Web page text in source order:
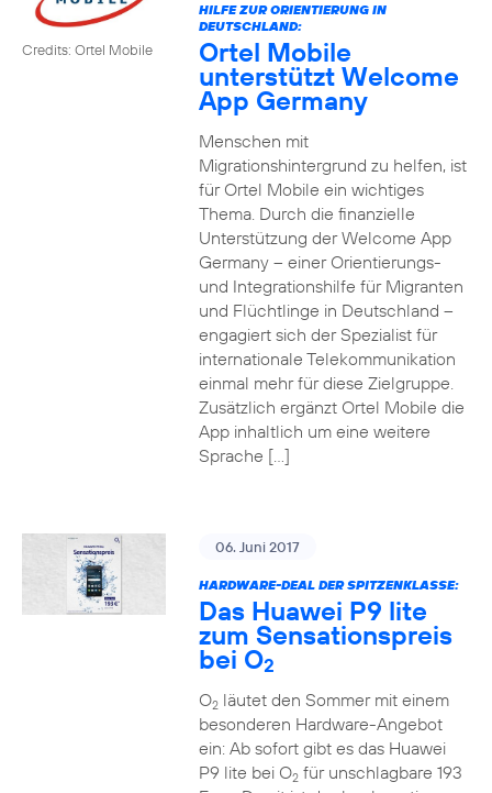
Credits: Ortel Mobile
HILFE ZUR ORIENTIERUNG IN
DEUTSCHLAND:
Ortel Mobile
unterstützt Welcome
App Germany
Menschen mit
Migrationshintergrund zu helfen, ist
für Ortel Mobile ein wichtiges
Thema. Durch die finanzielle
Unterstützung der Welcome App
Germany – einer Orientierungs-
und Integrationshilfe für Migranten
und Flüchtlinge in Deutschland –
engagiert sich der Spezialist für
internationale Telekommunikation
einmal mehr für diese Zielgruppe.
Zusätzlich ergänzt Ortel Mobile die
App inhaltlich um eine weitere
Sprache […]
06. Juni 2017
HARDWARE-DEAL DER SPITZENKLASSE:
Das Huawei P9 lite
zum Sensationspreis
bei O2
O2läutet den Sommer mit einem
besonderen Hardware-Angebot
ein: Ab sofort gibt es das Huawei
P9 lite bei O2für unschlagbare 193